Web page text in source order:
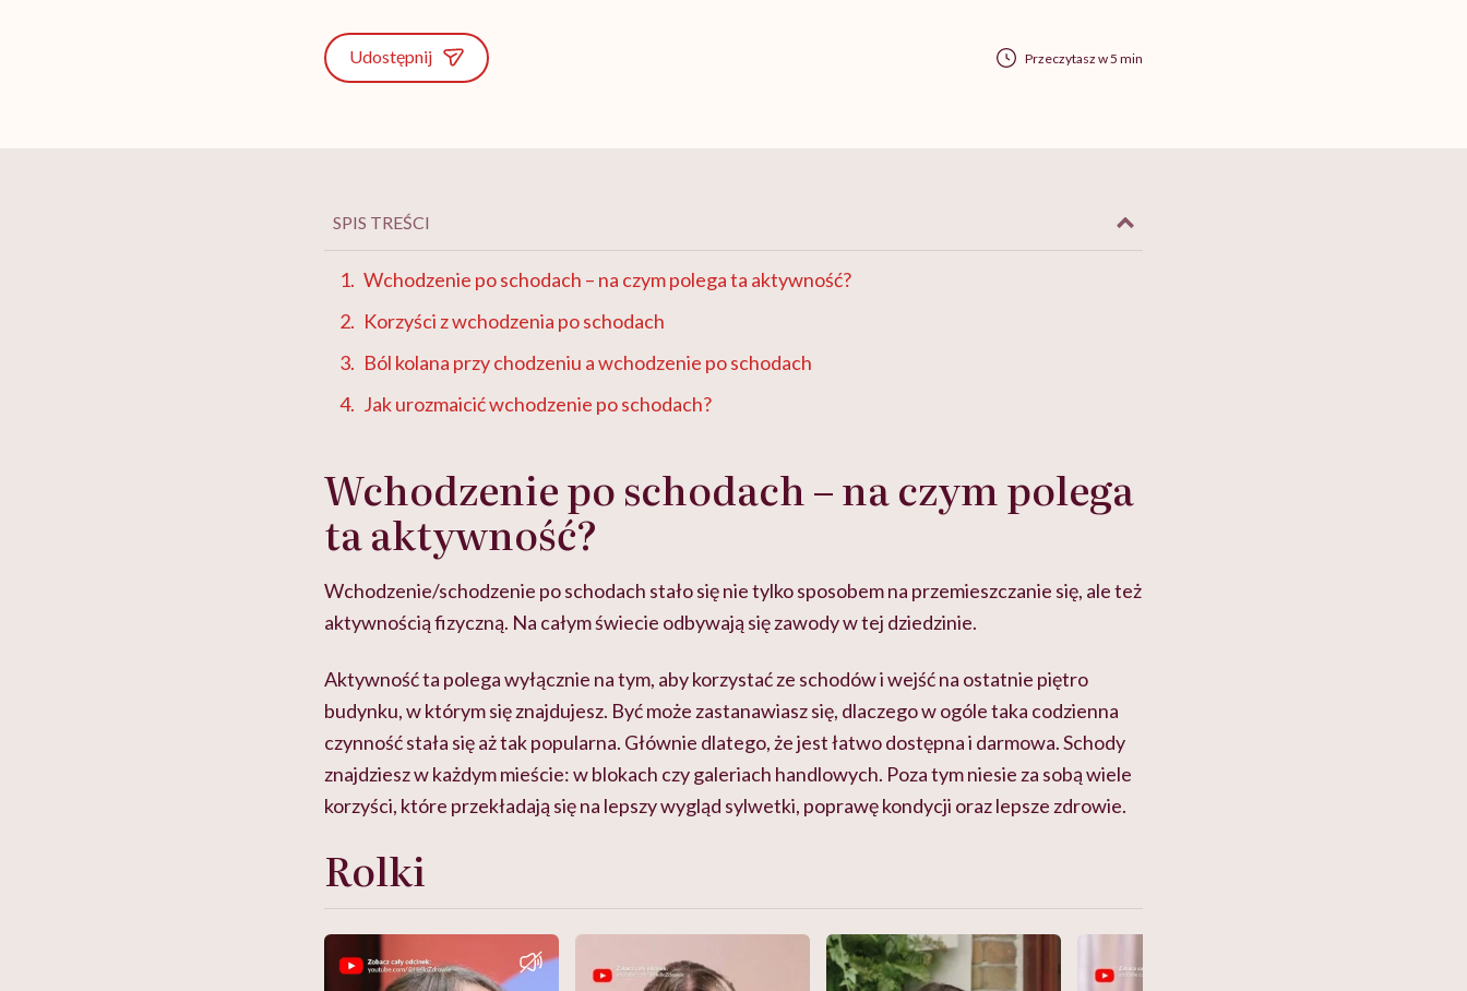
Udostępnij Przeczytasz w 5 min
SPIS TREŚCI
Wchodzenie po schodach – na czym polega ta aktywność?
Korzyści z wchodzenia po schodach
Ból kolana przy chodzeniu a wchodzenie po schodach
Jak urozmaicić wchodzenie po schodach?
Wchodzenie po schodach – na czym polega
ta aktywność?
Wchodzenie/schodzenie po schodach stało się nie tylko sposobem na przemieszczanie się, ale też
aktywnością fizyczną. Na całym świecie odbywają się zawody w tej dziedzinie.
Aktywność ta polega wyłącznie na tym, aby korzystać ze schodów i wejść na ostatnie piętro
budynku, w którym się znajdujesz. Być może zastanawiasz się, dlaczego w ogóle taka codzienna
czynność stała się aż tak popularna. Głównie dlatego, że jest łatwo dostępna i darmowa. Schody
znajdziesz w każdym mieście: w blokach czy galeriach handlowych. Poza tym niesie za sobą wiele
korzyści, które przekładają się na lepszy wygląd sylwetki, poprawę kondycji oraz lepsze zdrowie.
Rolki